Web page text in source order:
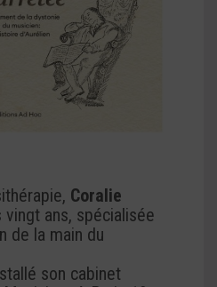
Coralie
vingt ans, spécialisée
de la main du
son cabinet